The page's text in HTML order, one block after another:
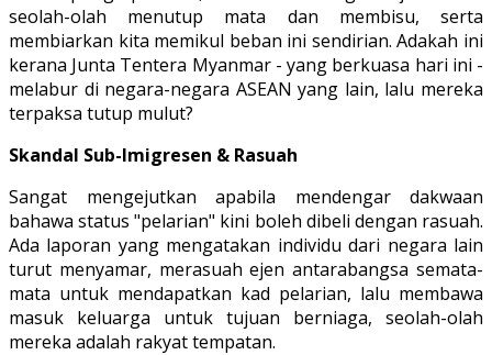
seolah-olah menutup mata dan membisu, serta
membiarkan kita memikul beban ini sendirian. Adakah ini
kerana Junta Tentera Myanmar - yang berkuasa hari ini -
melabur di negara-negara ASEAN yang lain, lalu mereka
terpaksa tutup mulut?
Skandal Sub-Imigresen & Rasuah
Sangat mengejutkan apabila mendengar dakwaan
bahawa status "pelarian" kini boleh dibeli dengan rasuah.
Ada laporan yang mengatakan individu dari negara lain
turut menyamar, merasuah ejen antarabangsa semata-
mata untuk mendapatkan kad pelarian, lalu membawa
masuk keluarga untuk tujuan berniaga, seolah-olah
mereka adalah rakyat tempatan.